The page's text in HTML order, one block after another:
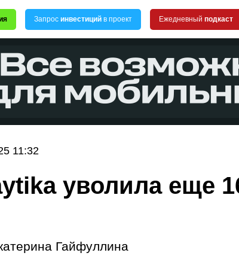
Запрос инвестиций в проект Ежедневный подкаст
11:32
уволила еще
Гайфуллина